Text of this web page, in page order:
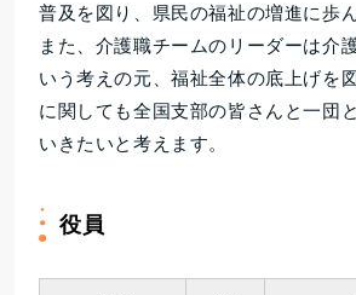
普及を図り、県民の福祉の増進に歩
また、介護職チームのリーダーは介
いう考えの元、福祉全体の底上げを
に関しても全国支部の皆さんと一団
いきたいと考えます。
役員